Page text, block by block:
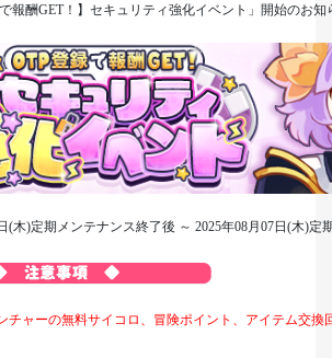
報酬GET！】セキュリティ強化イベント」開始のお知
)定期メンテナンス終了後 ～ 2025年08月07日(木)定
チャーの無料サイコロ、冒険ポイント、アイテム交換